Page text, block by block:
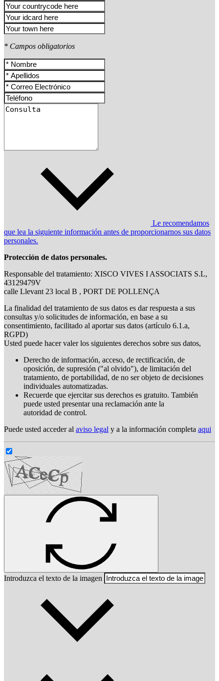
* Campos obligatorios
Le recomendamos
que lea la siguiente información antes de proporcionarnos sus datos
personales.
Protección de datos personales.
Responsable del tratamiento: XISCO VIVES I ASSOCIATS S.L,
43129479V
calle Llevant 23 local B , PORT DE POLLENÇA
La finalidad del tratamiento de sus datos es dar respuesta a sus
consultas y/o solicitudes de información, en base a su
consentimiento, facilitado al aportar sus datos (artículo 6.1.a,
RGPD)
Usted puede hacer valer los siguientes derechos sobre sus datos,
Derecho de información, acceso, de rectificación, de
oposición, de supresión ("al olvido"), de limitación del
tratamiento, de portabilidad, de no ser objeto de decisiones
individuales automatizadas.
Recuerde que ejercitar sus derechos es gratuito. También
puede usted presentar una reclamación ante la
autoridad de control.
Puede usted acceder al aviso legal y a la información completa aqui
Introduzca el texto de la imagen